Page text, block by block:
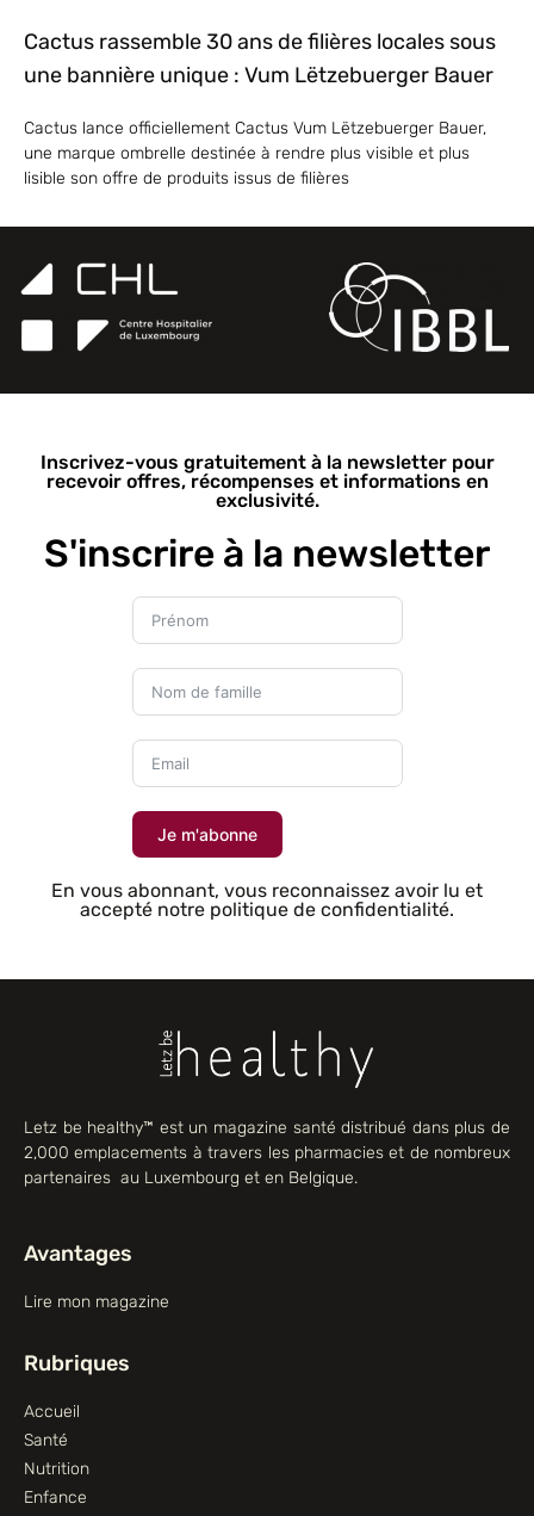
Cactus rassemble 30 ans de filières locales sous
une bannière unique : Vum Lëtzebuerger Bauer
Cactus lance officiellement Cactus Vum Lëtzebuerger Bauer,
une marque ombrelle destinée à rendre plus visible et plus
lisible son offre de produits issus de filières
Inscrivez-vous gratuitement à la newsletter pour
recevoir offres, récompenses et informations en
exclusivité.
S'inscrire à la newsletter
Je m'abonne
En vous abonnant, vous reconnaissez avoir lu et
accepté notre politique de confidentialité.
Letz be healthy™ est un magazine santé distribué dans plus de
2,000 emplacements à travers les pharmacies et de nombreux
partenaires au Luxembourg et en Belgique.
Avantages
Lire mon magazine
Rubriques
Accueil
Santé
Nutrition
Enfance